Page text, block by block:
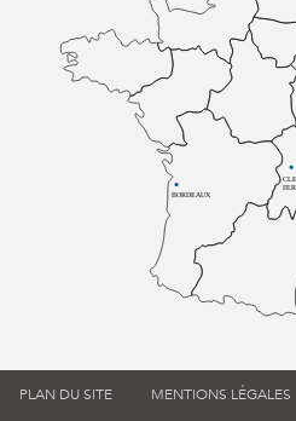
BORDEAUX
PLAN DU SITE MENTIONS LÉGALES